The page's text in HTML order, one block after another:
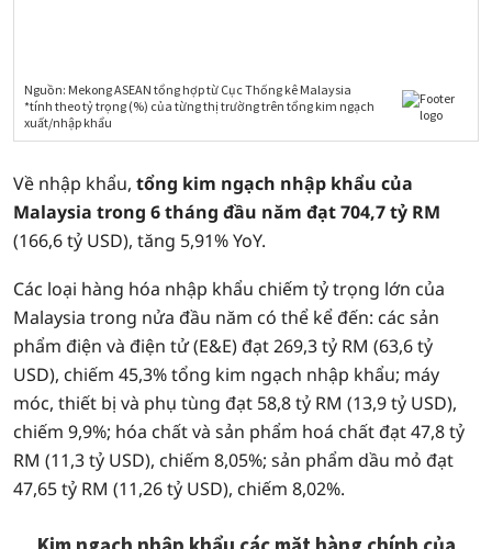
Về nhập khẩu, tổng kim ngạch nhập khẩu của
Malaysia trong 6 tháng đầu năm đạt 704,7 tỷ RM
(166,6 tỷ USD), tăng 5,91% YoY.
Các loại hàng hóa nhập khẩu chiếm tỷ trọng lớn của
Malaysia trong nửa đầu năm có thể kể đến: các sản
phẩm điện và điện tử (E&E) đạt 269,3 tỷ RM (63,6 tỷ
USD), chiếm 45,3% tổng kim ngạch nhập khẩu; máy
móc, thiết bị và phụ tùng đạt 58,8 tỷ RM (13,9 tỷ USD),
chiếm 9,9%; hóa chất và sản phẩm hoá chất đạt 47,8 tỷ
RM (11,3 tỷ USD), chiếm 8,05%; sản phẩm dầu mỏ đạt
47,65 tỷ RM (11,26 tỷ USD), chiếm 8,02%.